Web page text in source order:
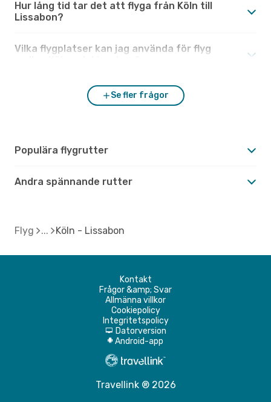
Hur lång tid tar det att flyga från Köln till
Lissabon?
Vilka flygplatser kan jag använda för flyg
Se fler frågor
Populära flygrutter
Andra spännande rutter
Flyg Köln - Lissabon
Kontakt
Frågor &amp; Svar
Allmänna villkor
Cookiepolicy
Integritetspolicy
d Datorversion
A Android-app
Travellink ® 2026